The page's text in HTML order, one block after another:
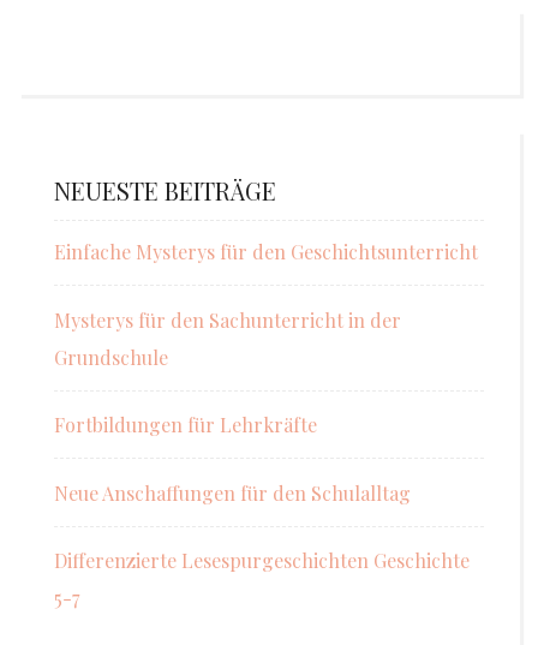
NEUESTE BEITRÄGE
Einfache Mysterys für den Geschichtsunterricht
Mysterys für den Sachunterricht in der
Grundschule
Fortbildungen für Lehrkräfte
Neue Anschaffungen für den Schulalltag
Differenzierte Lesespurgeschichten Geschichte
5-7